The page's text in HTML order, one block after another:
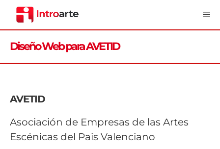
Saltar
contenido
Diseño Web para AVETID
AVETID
Asociación de Empresas de las Artes
Escénicas del Pais Valenciano